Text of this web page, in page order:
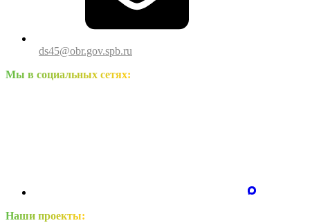
ds45@obr.gov.spb.ru
Мы в социальных сетях:
Наши проекты: